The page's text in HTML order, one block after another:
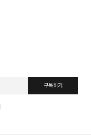
구독하기